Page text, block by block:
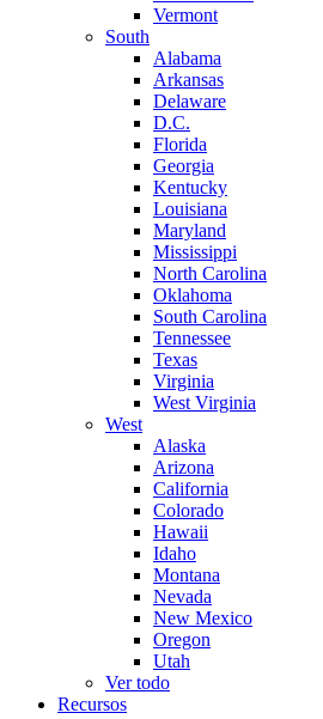
Vermont
South
Alabama
Arkansas
Delaware
D.C.
Florida
Georgia
Kentucky
Louisiana
Maryland
Mississippi
North Carolina
Oklahoma
South Carolina
Tennessee
Texas
Virginia
West Virginia
West
Alaska
Arizona
California
Colorado
Hawaii
Idaho
Montana
Nevada
New Mexico
Oregon
Utah
Ver todo
Recursos